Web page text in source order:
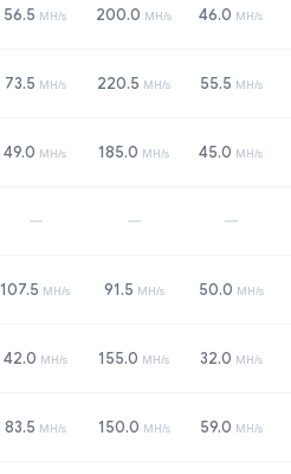
56.5 MH/s 200.0 MH/s 46.0 MH/s
73.5 MH/s 220.5 MH/s 55.5 MH/s
49.0 MH/s 185.0 MH/s 45.0 MH/s
— — —
107.5 MH/s 91.5 MH/s 50.0 MH/s
42.0 MH/s 155.0 MH/s 32.0 MH/s
83.5 MH/s 150.0 MH/s 59.0 MH/s